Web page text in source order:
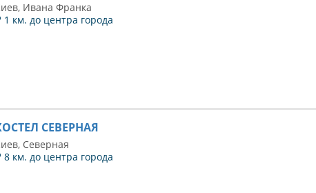
Ивана Франка
1 км. до центра города
СЕВЕРНАЯ
Северная
8 км. до центра города